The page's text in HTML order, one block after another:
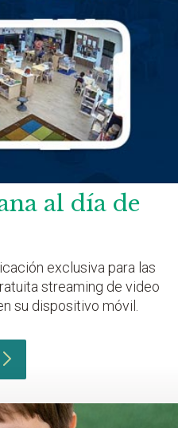
al día de
exclusiva para las
streaming de video
su dispositivo móvil.